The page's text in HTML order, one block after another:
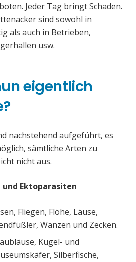
Jeder Tag bringt Schaden.
sind sowohl in
als auch in Betrieben,
usw.
eigentlich
nachstehend aufgeführt, es
sämtliche Arten zu
nicht aus.
Ektoparasiten
Fliegen, Flöhe, Läuse,
Wanzen und Zecken.
Kugel- und
Silberfische,